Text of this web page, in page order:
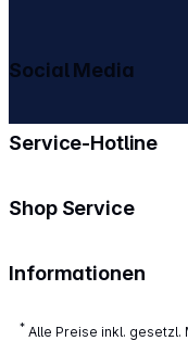
Service-Hotline
Shop Service
Informationen
Social Media
* Alle Preise inkl.